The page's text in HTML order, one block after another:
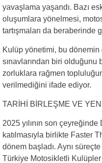
yavaşlama yaşandı. Bazı
oluşumlara yönelmesi,
tartışmaları da beraberinde
Kulüp yönetimi, bu
sınavlarından biri olduğunu
zorluklara rağmen
verilmediğini ifade ediyor.
TARİHİ BİRLEŞME VE
2025 yılının son
katılmasıyla birlikte Faster
dönem başladı. Aynı süreçte
Türkiye Motosikletli